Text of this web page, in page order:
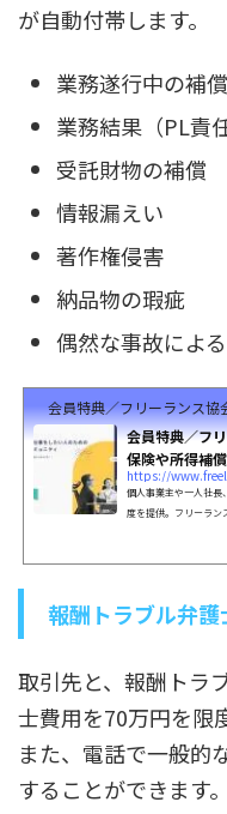
が自動付帯します。
業務遂行中の補償
業務結果（PL責
受託財物の補償
情報漏えい
著作権侵害
納品物の瑕疵
偶然な事故によ
会員特典／フリーランス協
会員特典／フ
保険や所得補
https://
個人事業主や一人社長
度を提供。フリーラン
報酬トラブル弁
取引先と、報酬トラ
士費用を70万円を限
また、電話で一般的
することができます。